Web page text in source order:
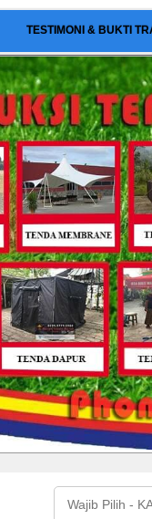
TESTIMONI & BUKTI